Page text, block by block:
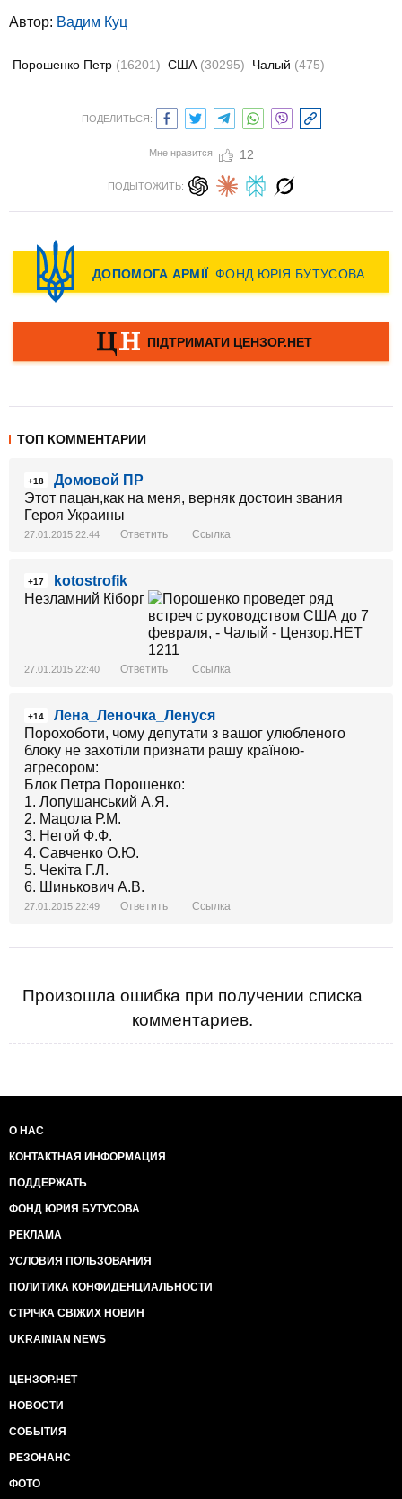
Автор: Вадим Куц
Порошенко Петр (16201) США (30295) Чалый (475)
ПОДЕЛИТЬСЯ:
Мне нравится 12
ПОДЫТОЖИТЬ:
ТОП КОММЕНТАРИИ
+18
Домовой ПР
Этот пацан,как на меня, верняк достоин звания
Героя Украины
27.01.2015 22:44 Ответить Ссылка
+17
kotostrofik
Незламний Кіборг
27.01.2015 22:40 Ответить Ссылка
+14
Лена_Леночка_Ленуся
Порохоботи, чому депутати з вашог улюбленого
блоку не захотіли признати рашу країною-
агресором:
Блок Петра Порошенко:
1. Лопушанський А.Я.
2. Мацола Р.М.
3. Негой Ф.Ф.
4. Савченко О.Ю.
5. Чекіта Г.Л.
6. Шинькович А.В.
27.01.2015 22:49 Ответить Ссылка
Произошла ошибка при получении списка
комментариев.
О НАС
КОНТАКТНАЯ ИНФОРМАЦИЯ
ПОДДЕРЖАТЬ
ФОНД ЮРИЯ БУТУСОВА
РЕКЛАМА
УСЛОВИЯ ПОЛЬЗОВАНИЯ
ПОЛИТИКА КОНФИДЕНЦИАЛЬНОСТИ
СТРІЧКА СВІЖИХ НОВИН
UKRAINIAN NEWS
ЦЕНЗОР.НЕТ
НОВОСТИ
СОБЫТИЯ
РЕЗОНАНС
ФОТО